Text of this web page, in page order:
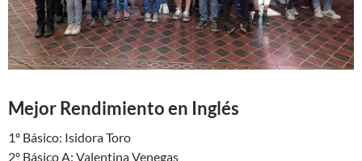
Mejor Rendimiento en Inglés
1º Básico: Isidora Toro
2º Básico A: Valentina Venegas